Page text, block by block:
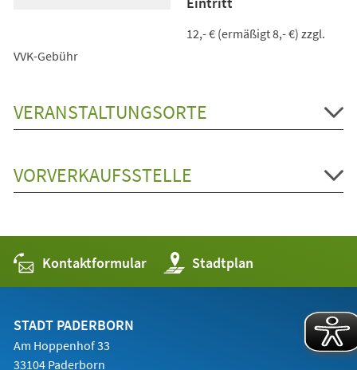
12,- € (ermäßigt 8,- €) zzgl.
VVK-Gebühr
VERANSTALTUNGSORTE
VORVERKAUFSSTELLE
Kontaktformular Stadtplan
(Öffnet
in
einem
STADT PADERBORN
Am Hoppenhof 33
33104 Paderborn